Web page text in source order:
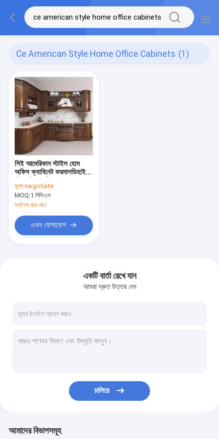
Ce American Style Home Office Cabinets (1)
সিই আমেরিকান স্টাইল হোম
অফিস ক্যাবিনেট ফরমালডিহাইড
আলমারি
মূল্য:negotiate
MOQ:1 পিসিএস
সর্বশেষ দাম পান
এখন যোগাযোগ
একটি বার্তা রেখে যান
আমরা দ্রুত উত্তর দেব
চালিয়ে
আমাদের বিভাগসমূহ